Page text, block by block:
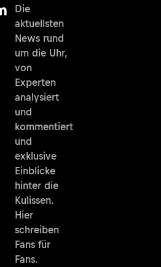
Die
aktuellsten
News rund
um die Uhr,
von
Experten
analysiert
und
kommentiert
und
exklusive
Einblicke
hinter die
Kulissen.
Hier
schreiben
Fans für
Fans.